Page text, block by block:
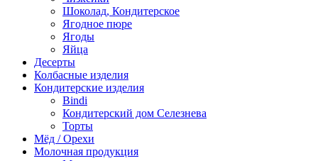
Шоколад, Кондитерское
Ягодное пюре
Ягоды
Яйца
Десерты
Колбасные изделия
Кондитерские изделия
Bindi
Кондитерский дом Селезнева
Торты
Мёд / Орехи
Молочная продукция